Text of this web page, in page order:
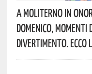
A Moliterno In
Domenico, Momenti
Divertimento. Ecco